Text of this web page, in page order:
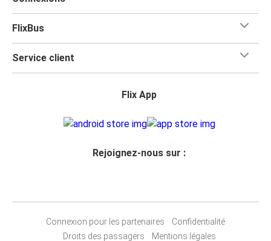
FlixBus
Service client
Flix App
Rejoignez-nous sur :
Connexion pour les partenaires
Confidentialité
Droits des passagers
Mentions légales